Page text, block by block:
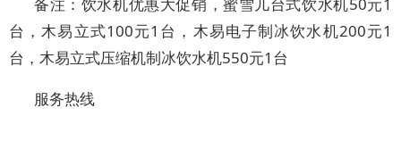
台，木易立式100元1台，木易电子制冰饮水机200元1
台，木易立式压缩机制冰饮水机550元1台
服务热线